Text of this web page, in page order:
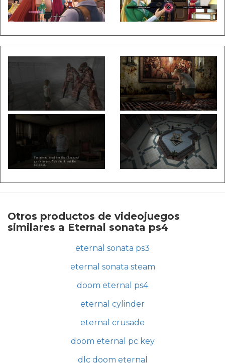
Otros productos de videojuegos
similares a Eternal sonata ps4
eternal sonata ps3
eternal sonata steam
doom eternal ps4
eternal cylinder
eternal crusade
doom eternal pc key
dlc doom eternal